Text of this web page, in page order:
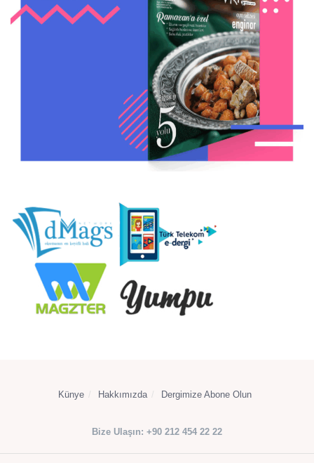
Künye Hakkımızda Dergimize Abone Olun
Bize Ulaşın: +90 212 454 22 22